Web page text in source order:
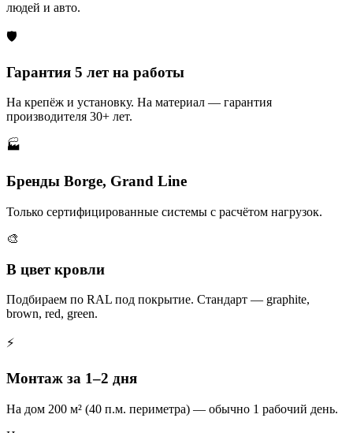
людей и авто.
🛡️
Гарантия 5 лет на работы
На крепёж и установку. На материал — гарантия
производителя 30+ лет.
🏭
Бренды Borge, Grand Line
Только сертифицированные системы с расчётом нагрузок.
🎨
В цвет кровли
Подбираем по RAL под покрытие. Стандарт — graphite,
brown, red, green.
⚡
Монтаж за 1–2 дня
На дом 200 м² (40 п.м. периметра) — обычно 1 рабочий день.